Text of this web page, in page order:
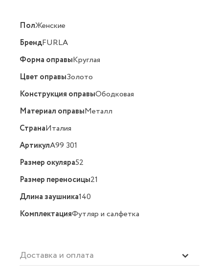
ПолЖенские
БрендFURLA
Форма оправыКруглая
Цвет оправыЗолото
Конструкция оправыОбодковая
Материал оправыМеталл
СтранаИталия
АртикулA99 301
Размер окуляра52
Размер переносицы21
Длина заушника140
КомплектацияФутляр и салфетка
Доставка и оплата